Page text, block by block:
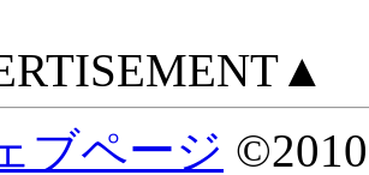
ブページ ©2010